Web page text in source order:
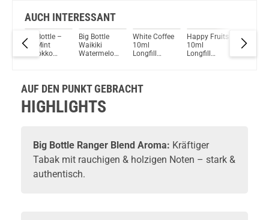
V by Black Note Kentucky Tobacco Aroma
Du willst Kröten sparen?
Schau mal hier!
Vaptio Pado Pod System Kit Lila
AUCH INTERESSANT
Big Bottle –
Mr. Mint
Marokko
Big Bottle
Waikiki
Watermelon
White Coffee
10ml
Longfill
Happy Fruits
10ml
Longfill
Einfach
Fruchtig
AUF DEN PUNKT GEBRACHT
HIGHLIGHTS
Big Bottle Ranger Blend Aroma: Kräftiger
Tabak mit rauchigen & holzigen Noten – stark &
authentisch.